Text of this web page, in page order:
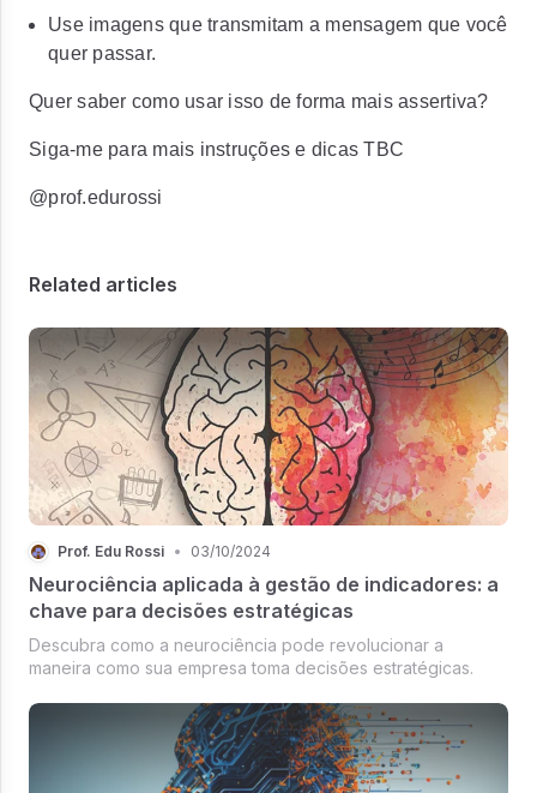
Use imagens que transmitam a mensagem que você
quer passar.
Quer saber como usar isso de forma mais assertiva?
Siga-me para mais instruções e dicas TBC
@prof.edurossi
Related articles
Prof. Edu Rossi • 03/10/2024
Neurociência aplicada à gestão de indicadores: a
chave para decisões estratégicas
Descubra como a neurociência pode revolucionar a
maneira como sua empresa toma decisões estratégicas.